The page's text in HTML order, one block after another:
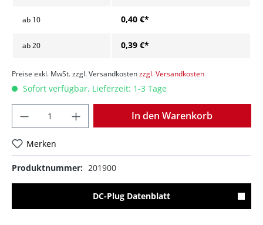
ab 10 0,40 €*
ab20 0,39 €*
Preise exkl. MwSt. zzgl. Versandkostenzzgl. Versandkosten
Sofort verfügbar, Lieferzeit: 1-3 Tage
In den Warenkorb
Merken
Produktnummer: 201900
DC-Plug Datenblatt